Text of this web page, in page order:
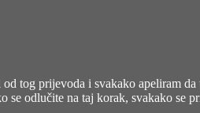
tog prijevoda i svakako apeliram da
se odlučite na taj korak, svakako se